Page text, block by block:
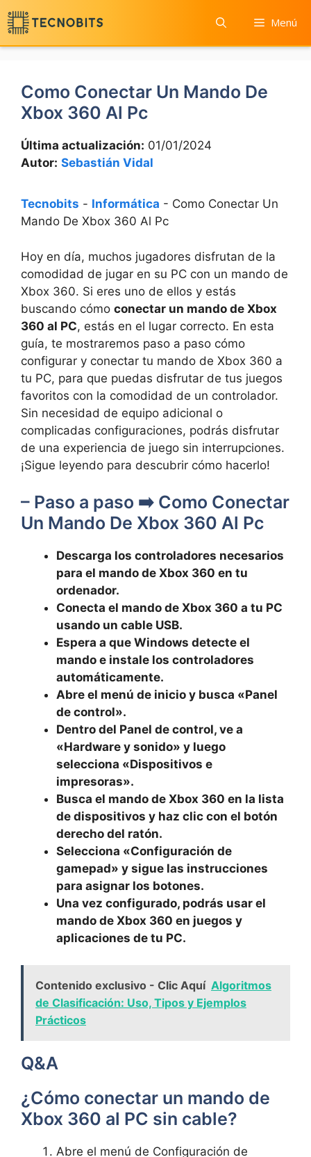
Saltar
al
contenido
Menú
Como Conectar Un Mando De
Xbox 360 Al Pc
Última actualización: 01/01/2024
Autor: Sebastián Vidal
Tecnobits - Informática - Como Conectar Un
Mando De Xbox 360 Al Pc
Hoy en día, muchos jugadores disfrutan de la
comodidad de jugar en su PC con un mando de
Xbox 360. Si eres uno de ellos y estás
buscando cómo conectar un mando de Xbox
360 al PC, estás en el lugar correcto. En esta
guía, te mostraremos paso a paso cómo
configurar y conectar tu mando de Xbox 360 a
tu PC, para que puedas disfrutar de tus juegos
favoritos con la comodidad de un controlador.
Sin necesidad de equipo adicional o
complicadas configuraciones, podrás disfrutar
de una experiencia de juego sin interrupciones.
¡Sigue leyendo para descubrir cómo hacerlo!
– Paso a paso ➡️ Como Conectar
Un Mando De Xbox 360 Al Pc
Descarga los controladores necesarios
para el mando de Xbox 360 en tu
ordenador.
Conecta el mando de Xbox 360 a tu PC
usando un cable USB.
Espera a que Windows detecte el
mando e instale los controladores
automáticamente.
Abre el menú de inicio y busca «Panel
de control».
Dentro del Panel de control, ve a
«Hardware y sonido» y luego
selecciona «Dispositivos e
impresoras».
Busca el mando de Xbox 360 en la lista
de dispositivos y haz clic con el botón
derecho del ratón.
Selecciona «Configuración de
gamepad» y sigue las instrucciones
para asignar los botones.
Una vez configurado, podrás usar el
mando de Xbox 360 en juegos y
aplicaciones de tu PC.
Contenido exclusivo - Clic Aquí Algoritmos
de Clasificación: Uso, Tipos y Ejemplos
Prácticos
Q&A
¿Cómo conectar un mando de
Xbox 360 al PC sin cable?
Abre el menú de Configuración de